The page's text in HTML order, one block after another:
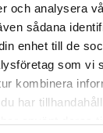
och analysera
sådana
enhet till de
som vi
kombinera
har
att du besöker
via en
Thollander, Patrik
krinkl. moms
Exkl. moms: 340 kr